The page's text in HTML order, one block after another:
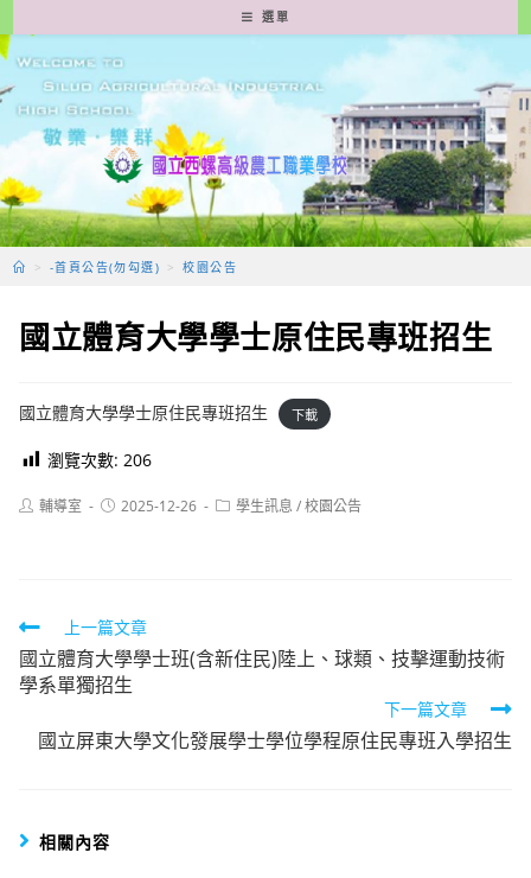
轉
至
要
容
選單
> -首頁公告(勿勾選) > 校園公告
國立體育大學學士原住民專班招生
國立體育大學學士原住民專班招生 下載
瀏覽次數: 206
Post輔導室
Post2025-12-26
Post學生訊息 /校園公告
Read
more
articles
上一篇文章
國立體育大學學士班(含新住民)陸上、球類、技擊運動技術
學系單獨招生
下一篇文章
國立屏東大學文化發展學士學位學程原住民專班入學招生
相關內容